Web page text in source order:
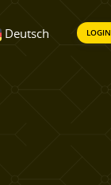
Deutsch LOGIN